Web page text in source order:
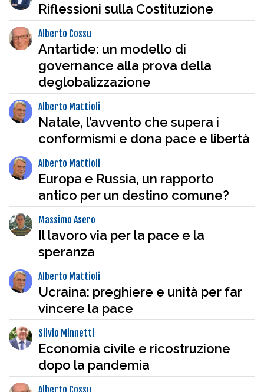
Riflessioni sulla Costituzione
Alberto Cossu
Antartide: un modello di
governance alla prova della
deglobalizzazione
Alberto Mattioli
Natale, l’avvento che supera i
conformismi e dona pace e libertà
Alberto Mattioli
Europa e Russia, un rapporto
antico per un destino comune?
Massimo Asero
Il lavoro via per la pace e la
speranza
Alberto Mattioli
Ucraina: preghiere e unità per far
vincere la pace
Silvio Minnetti
Economia civile e ricostruzione
dopo la pandemia
Alberto Cossu